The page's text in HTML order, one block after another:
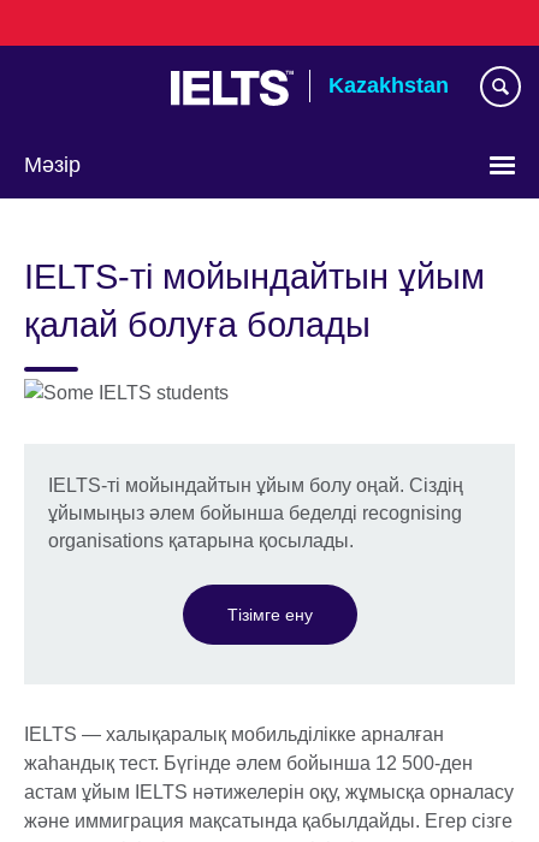
to
Kazakhstan
Мәзір
IELTS-ті мойындайтын ұйым
қалай болуға болады
IELTS-ті мойындайтын ұйым болу оңай. Сіздің
ұйымыңыз әлем бойынша беделді recognising
organisations қатарына қосылады.
Тізімге ену
IELTS — халықаралық мобильділікке арналған
жаһандық тест. Бүгінде әлем бойынша 12 500-ден
астам ұйым IELTS нәтижелерін оқу, жұмысқа орналасу
және иммиграция мақсатында қабылдайды. Егер сізге